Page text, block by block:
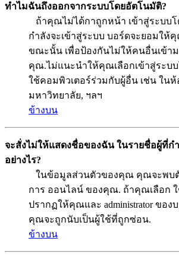
ทำไมฉันถึงออกจากระบบโดยอัตโนมัติ?
ถ้าคุณไม่ได้กาถูกหน้า เข้าสู่ระบบ
กำลังจะเข้าสู่ระบบ บอร์ดจะยอมให้
ขณะนั้น เพื่อป้องกันไม่ให้คนอื่นเข้า
คุณ.ไม่แนะนำให้คุณเลือกเข้าสู่ระบ
ใช้คอมพิวเตอร์ร่วมกับผู้อื่น เช่น ในห้อ
มหาวิทยาลัย, ฯลฯ
ข้างบน
จะสั่งไม่ให้แสดงชื่อของฉัน ในรายชื่อผู้ที่ก
อย่างไร?
ในข้อมูลส่วนตัวของคุณ คุณจะพบตั
การ ออนไลน์ ของคุณ. ถ้าคุณเลือก
ปรากฏให้คุณและ administrator ของ
คุณจะถูกนับเป็นผู้ใช้ที่ถูกซ่อน.
ข้างบน